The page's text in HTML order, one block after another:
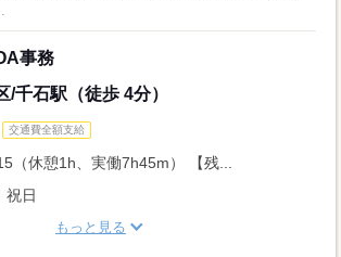
事務
/千石駅（徒歩 4分）
交通費全額支給
（休憩1h、実働7h45m） 【残...
祝日
もっと見る